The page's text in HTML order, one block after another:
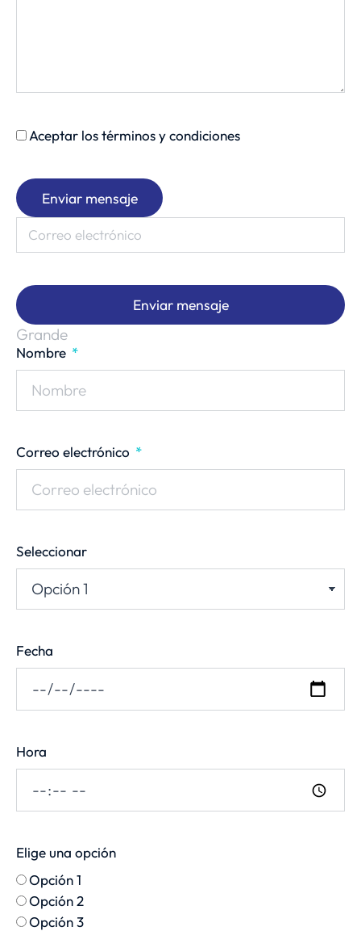
Aceptar los términos y condiciones
Enviar mensaje
Enviar mensaje
Grande
Nombre
Correo electrónico
Seleccionar
Fecha
Hora
Elige una opción
Opción 1
Opción 2
Opción 3